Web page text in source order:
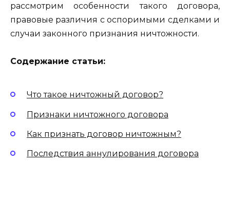
рассмотрим особенности такого договора,
правовые различия с оспоримыми сделками и
случаи законного признания ничтожности.
Содержание статьи:
Что такое ничтожный договор?
Признаки ничтожного договора
Как признать договор ничтожным?
Последствия аннулирования договора